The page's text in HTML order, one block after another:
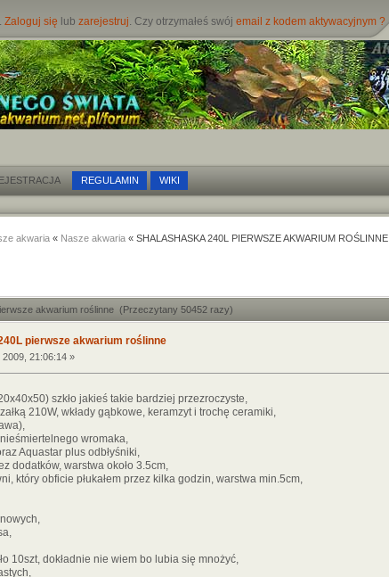
. Zaloguj się lub zarejestruj. Czy otrzymałeś swój email z kodem aktywacyjnym ?
REGULAMIN WIKI
akwaria « Nasze akwaria « SHALASHASKA 240L PIERWSZE AKWARIUM ROŚLINNE
akwarium roślinne (Przeczytany 50452 razy)
pierwsze akwarium roślinne
21:06:14 »
szkło jakieś takie bardziej przezroczyste,
210W, wkłady gąbkowe, keramzyt i trochę ceramiki,
wromaka,
Aquastar plus odbłyśniki,
dodatków, warstwa około 3.5cm,
który obficie płukałem przez kilka godzin, warstwa min.5cm,
10szt, dokładnie nie wiem bo lubia się mnożyć,